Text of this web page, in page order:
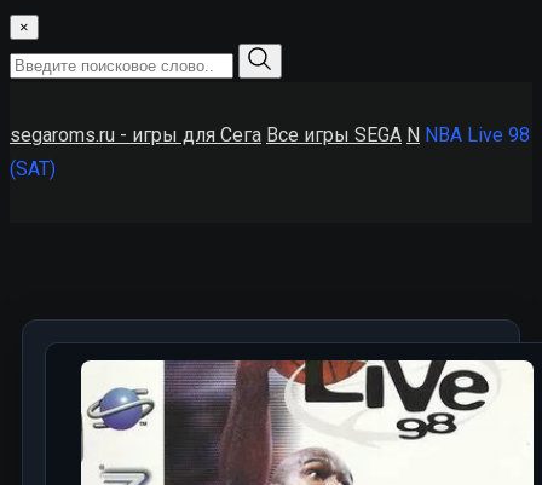
×
segaroms.ru - игры для Сега Все игры SEGA N NBA Live 98
(SAT)